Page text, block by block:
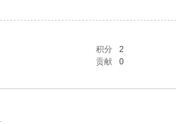
积分
2
贡献 0